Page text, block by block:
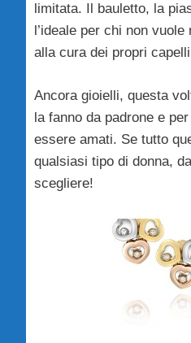
limitata. Il bauletto, la
l’ideale per chi non
alla cura dei propri
Ancora gioielli, questa
la fanno da padrone e
essere amati. Se tutto
qualsiasi tipo di donna,
scegliere!